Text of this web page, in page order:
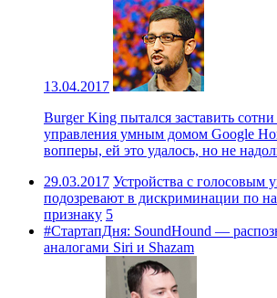
13.04.2017
Burger King пытался заставить
управления умным домом Google
вопперы, ей это удалось, но не
29.03.2017 Устройства с голосовым
подозревают в дискриминации по
признаку 5
#СтартапДня: SoundHound —
аналогами Siri и Shazam